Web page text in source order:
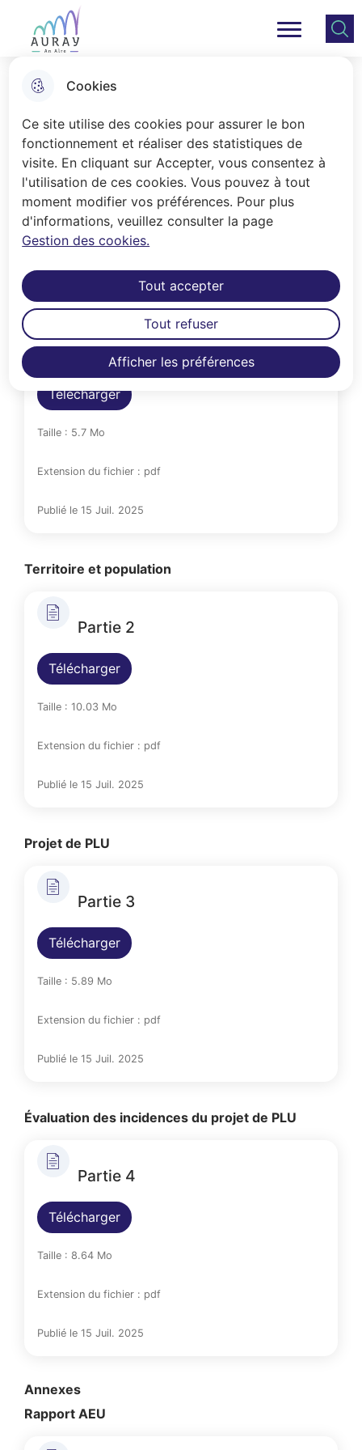
Cookies
Ce site utilise des cookies pour assurer le bon
fonctionnement et réaliser des statistiques de
visite. En cliquant sur Accepter, vous consentez à
l'utilisation de ces cookies. Vous pouvez à tout
moment modifier vos préférences. Pour plus
d'informations, veuillez consulter la page
Gestion des cookies.
Afficher les préférences
Tout accepter
Tout refuser
Aller
au
menu
Consulter
le plan
Ville Auray Menu principal
Accueil
Le rapport de présentation du PLU
et ses annexes
Rapport de présentation
État initial de l'environnement
Partie 1
Télécharger
Taille : 5.7 Mo
Extension du fichier : pdf
Publié le 15 Juil. 2025
Territoire et population
Partie 2
Télécharger
Taille : 10.03 Mo
Extension du fichier : pdf
Publié le 15 Juil. 2025
Projet de PLU
Partie 3
Télécharger
Taille : 5.89 Mo
Extension du fichier : pdf
Publié le 15 Juil. 2025
Évaluation des incidences du projet de PLU
Partie 4
Télécharger
Taille : 8.64 Mo
Extension du fichier : pdf
Publié le 15 Juil. 2025
Annexes
Rapport AEU